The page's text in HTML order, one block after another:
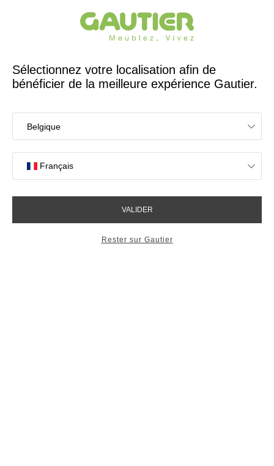
Créateur et fabricant français depuis 65 ans
Accueil Tables Tables basses